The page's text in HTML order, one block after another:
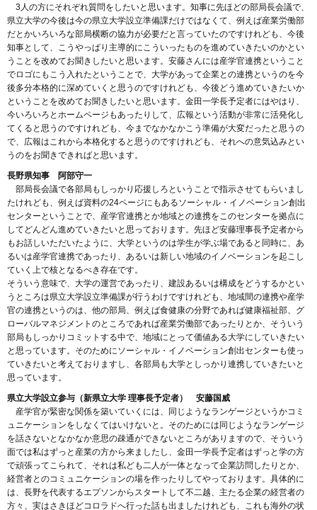
3人の方にそれぞれ質問をしたいと思います。知事に先ほどの部局長会議で、
県立大学の今後は今の県立大学設立準備課だけではなくて、例えば産業労働部
だとかいろいろな部局横断の協力が必要だと言っていたのですけれども、今後
知事として、こうやっぱり主導的にこういったものを進めていきたいのかとい
うことを改めてお聞きしたいと思います。安藤さんには産学官連携ということ
でロゴにもこう入れたということで、大学があって企業との連携というのを今
後多分本格的に深めていくと思うのですけれども、今後どう進めていきたいか
ということを改めてお聞きしたいと思います。金田一学長予定者にはやはり、
今いろいろとホームページもあったりして、広報という活動が非常に活発化し
てくると思うのですけれども、今までなかなかこう準備が大変だったと思うの
で、広報はこれから本格化すると思うのですけれども、それへの意気込みとい
うのをお聞きできればと思います。
長野県知事 阿部守一
部局長会議で各部局もしっかり応援しろということで指示させてもらいまし
たけれども、例えば資料の24ページにもあるソーシャル・イノベーション創出
センターということで、産学官連携とか地域との連携をこのセンターを拠点に
してどんどん進めていきたいと思っております。先ほど安藤理事長予定者から
もお話しいただいたように、大学というのは学生が学ぶ場であると同時に、あ
るいは産学官連携であったり、あるいは新しい地域のイノベーションを起こし
ていく上で核となるべき存在です。
そういう意味で、大学の運営であったり、建設あるいは構成をどうするかとい
うところは県立大学設立準備課が行うわけですけれども、地域間の連携や産学
官の連携というのは、他の部局、例えば食健康の分野であれば健康福祉部、グ
ローバルマネジメントのところであれば産業労働部であったりとか、そういう
部局もしっかりコミットする中で、地域にとって価値ある大学にしていきたい
と思っています。そのためにソーシャル・イノベーション創出センターも使っ
ていきたいと考えておりますし、各部局も大学としっかり連携していきたいと
思っています。
県立大学設立参与（新県立大学 理事長予定者） 安藤国威
産学官が緊密な関係を築いていくには、同じようなランゲージというかコミ
ュニケーションをしなくてはいけないと。そのためには同じようなランゲージ
を話さないとなかなか意思の疎通ができないところがありますので、そういう
面では私はずっと産業の方から来ましたし、金田一学長予定者はずっと学の方
で頑張ってこられて、それは私ども二人が一体となって企業訪問したりとか、
経営者とのコミュニケーションの場を作ったりしてやっております。具体的に
は、長野を代表するエプソンからスタートして不二越、主たる企業の経営者の
方々、実はさきほどコロラドへ行った話も出ましたけれども、これも海外の状